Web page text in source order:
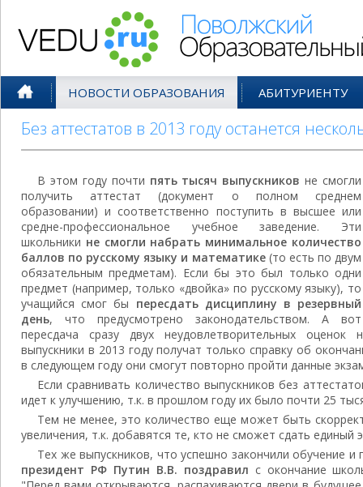
НОВОСТИ ОБРАЗОВАНИЯ АБИТУРИЕНТУ
Без аттестатов в 2013 году останется
В этом году почти пять тысяч выпускников не смогли
получить аттестат (документ о полном среднем
образовании) и соответственно поступить в высшее или
средне-профессиональное учебное заведение. Эти
школьники не смогли набрать минимальное количество
баллов по русскому языку и математике(то есть по двум
обязательным предметам). Если бы это был только одни
предмет (например, только «двойка» по русскому языку), то
учащийся смог бы пересдать дисциплину в резервный
день, что предусмотрено законодательством. А вот
пересдача сразу двух неудовлетворительных
выпускники в 2013 году получат только справку об
в следующем году они смогут повторно пройти данные
Если сравнивать количество выпускников без
идет к улучшению, т.к. в прошлом году их было почти 25
Тем не менее, это количество еще может быть
увеличения, т.к. добавятся те, кто не сможет сдать единый
Тех же выпускников, что успешно закончили обучение
президент РФ Путин В.В. поздравил с окончание